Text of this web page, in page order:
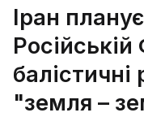
Іран
Російській
"земля –